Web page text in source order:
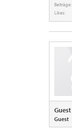
Beiträge:
Likes:
Guest
Guest